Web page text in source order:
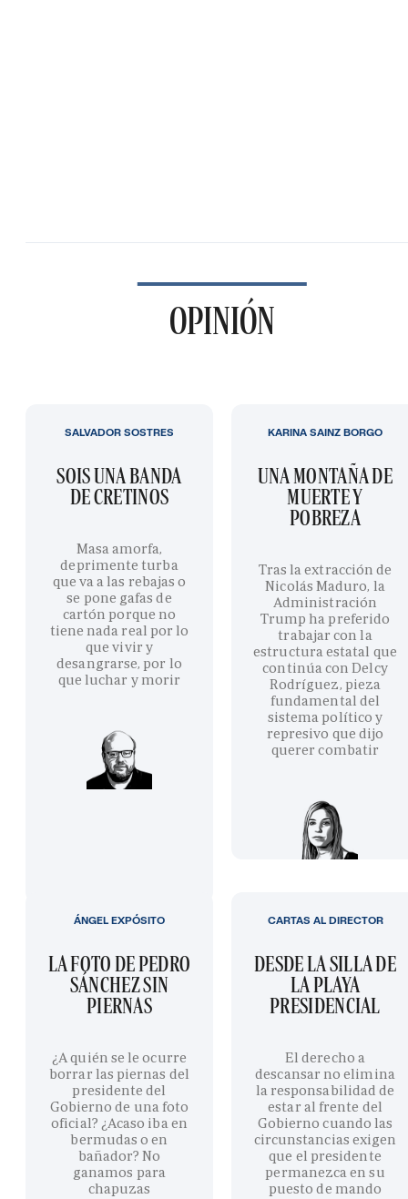
OPINIÓN
SOIS UNA BANDA
DE CRETINOS
Masa amorfa,
deprimente turba
que va a las rebajas o
se pone gafas de
cartón porque no
tiene nada real por lo
que vivir y
desangrarse, por lo
que luchar y morir
SALVADOR SOSTRES
UNA MONTAÑA DE
MUERTE Y
POBREZA
Tras la extracción de
Nicolás Maduro, la
Administración
Trump ha preferido
trabajar con la
estructura estatal que
continúa con Delcy
Rodríguez, pieza
fundamental del
sistema político y
represivo que dijo
querer combatir
KARINA SAINZ BORGO
LA FOTO DE PEDRO
SÁNCHEZ SIN
PIERNAS
¿A quién se le ocurre
borrar las piernas del
presidente del
Gobierno de una foto
oficial? ¿Acaso iba en
bermudas o en
bañador? No
ganamos para
chapuzas
ÁNGEL EXPÓSITO
DESDE LA SILLA DE
LA PLAYA
PRESIDENCIAL
El derecho a
descansar no elimina
la responsabilidad de
estar al frente del
Gobierno cuando las
circunstancias exigen
que el presidente
permanezca en su
puesto de mando
CARTAS AL DIRECTOR